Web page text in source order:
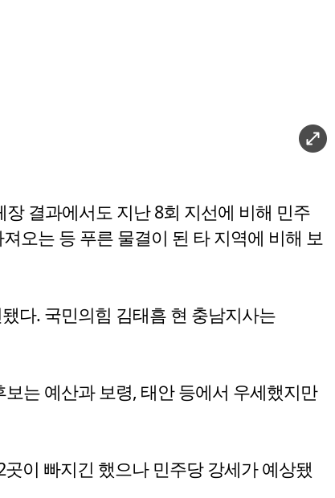
결과에서도 지난 8회 지선에 비해 민주
오는 등 푸른 물결이 된 타 지역에 비해 보
다. 국민의힘 김태흠 현 충남지사는
는 예산과 보령, 태안 등에서 우세했지만
이 빠지긴 했으나 민주당 강세가 예상됐